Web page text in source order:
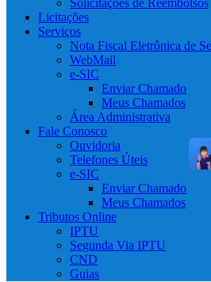
Solicitações de Reembolsos
Licitações
Serviços
Nota Fiscal Eletrônica de
WebMail
e-SIC
Enviar Chamado
Meus Chamados
Área Administrativa
Fale Conosco
Ouvidoria
Telefones Úteis
e-SIC
Enviar Chamado
Meus Chamados
Tributos Online
IPTU
Segunda Via IPTU
CND
Guias